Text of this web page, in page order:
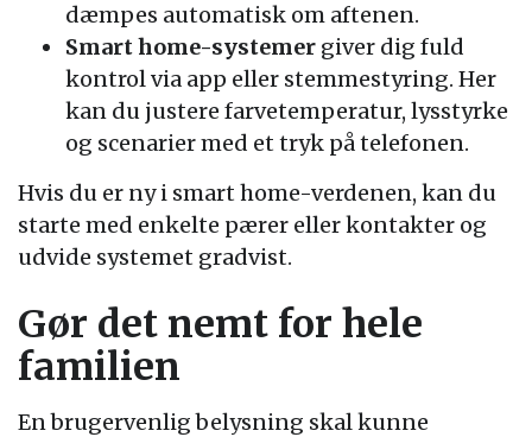
dæmpes automatisk om aftenen.
Smart home-systemer giver dig fuld
kontrol via app eller stemmestyring. Her
kan du justere farvetemperatur, lysstyrke
og scenarier med et tryk på telefonen.
Hvis du er ny i smart home-verdenen, kan du
starte med enkelte pærer eller kontakter og
udvide systemet gradvist.
Gør det nemt for hele
familien
En brugervenlig belysning skal kunne